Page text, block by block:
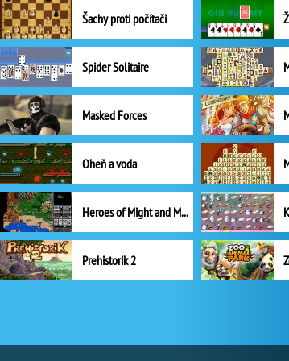
Šachy proti počítači
Spider Solitaire
Masked Forces
Oheň a voda
Heroes of Might and Magic II
Prehistorik 2